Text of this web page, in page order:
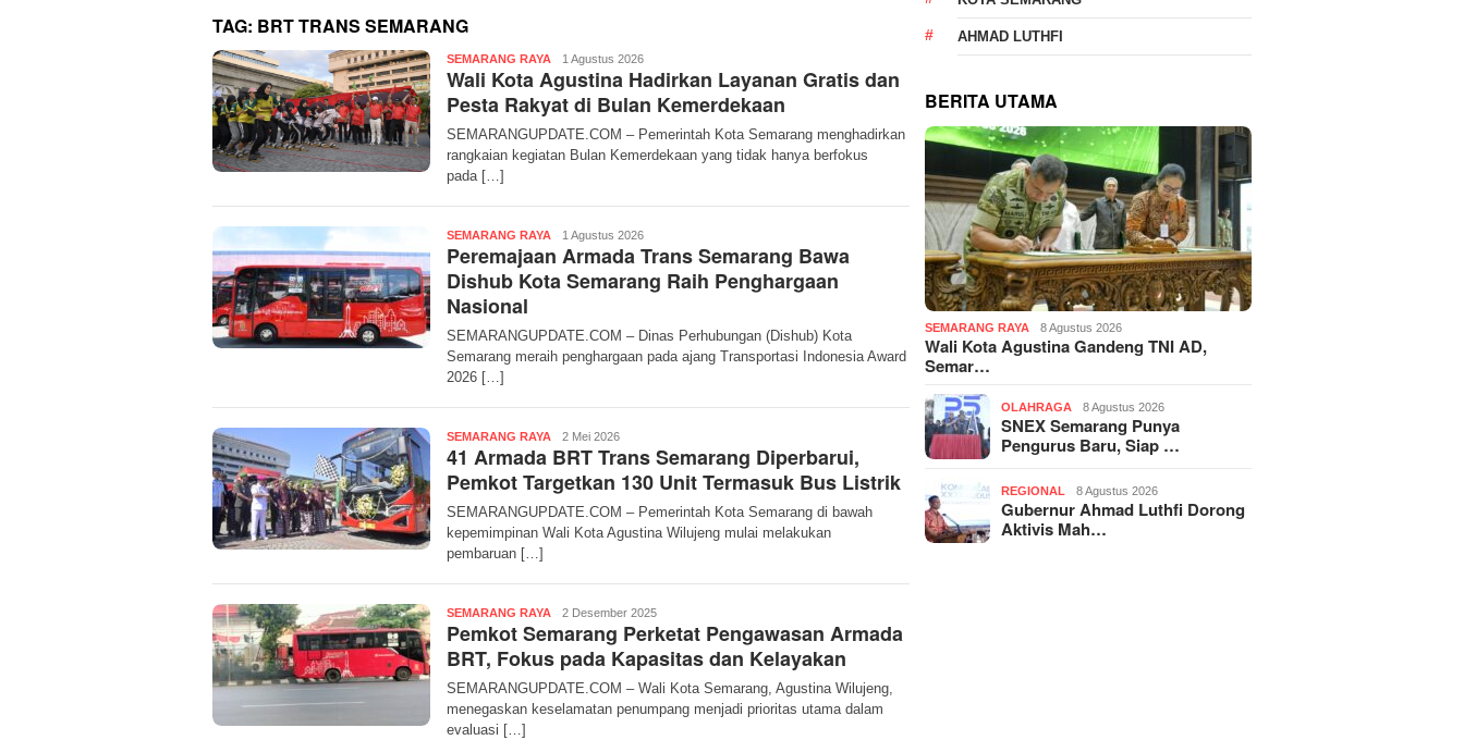
TAG: BRT TRANS SEMARANG
SEMARANG RAYA Zayyinatus
Saniyyah
1 Agustus 2026
Wali Kota Agustina Hadirkan Layanan Gratis dan
Pesta Rakyat di Bulan Kemerdekaan
SEMARANGUPDATE.COM – Pemerintah Kota Semarang menghadirkan
rangkaian kegiatan Bulan Kemerdekaan yang tidak hanya berfokus
pada […]
SEMARANG RAYA Zayyinatus
Saniyyah
1 Agustus 2026
Peremajaan Armada Trans Semarang Bawa
Dishub Kota Semarang Raih Penghargaan
Nasional
SEMARANGUPDATE.COM – Dinas Perhubungan (Dishub) Kota
Semarang meraih penghargaan pada ajang Transportasi Indonesia Award
2026 […]
SEMARANG RAYA Zayyinatus
Saniyyah
2 Mei 2026
41 Armada BRT Trans Semarang Diperbarui,
Pemkot Targetkan 130 Unit Termasuk Bus Listrik
SEMARANGUPDATE.COM – Pemerintah Kota Semarang di bawah
kepemimpinan Wali Kota Agustina Wilujeng mulai melakukan
pembaruan […]
SEMARANG RAYA Redaksi
2 Desember 2025
Pemkot Semarang Perketat Pengawasan Armada
BRT, Fokus pada Kapasitas dan Kelayakan
SEMARANGUPDATE.COM – Wali Kota Semarang, Agustina Wilujeng,
menegaskan keselamatan penumpang menjadi prioritas utama dalam
evaluasi […]
AHMAD LUTHFI
BERITA UTAMA
SEMARANG RAYA 8 Agustus 2026
Wali Kota Agustina Gandeng TNI AD,
Semar…
OLAHRAGA 8 Agustus 2026
SNEX Semarang Punya
Pengurus Baru, Siap …
REGIONAL 8 Agustus 2026
Gubernur Ahmad Luthfi Dorong
Aktivis Mah…